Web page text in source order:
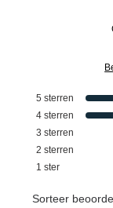
5 sterren
4 sterren
3 sterren
2 sterren
1 ster
Sorteer